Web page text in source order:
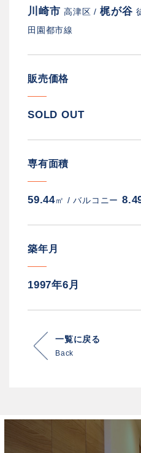
川崎市高津区 /梶が谷
田園都市線
販売価格
SOLD OUT
専有面積
59.44㎡ /バルコニー
築年月
1997年6月
一覧に戻る
Back